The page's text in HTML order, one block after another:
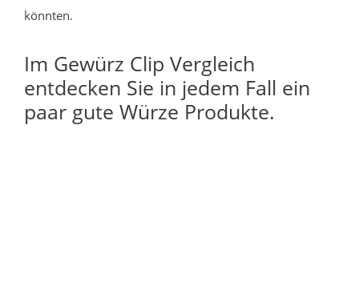
könnten.
Im Gewürz Clip Vergleich
entdecken Sie in jedem Fall ein
paar gute Würze Produkte.